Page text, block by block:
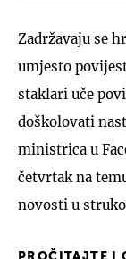
Zadržavaju se
umjesto
staklari uče
doškolovati
ministrica u
četvrtak na
novosti u